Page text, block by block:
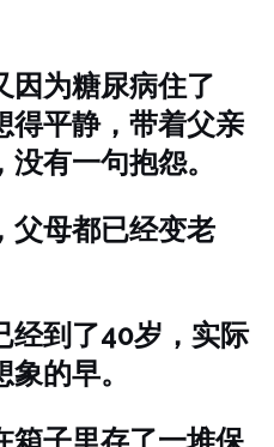
因为糖尿病住了
得平静，带着父亲
有一句抱怨。
父母都已经变老
经到了40岁，实际
的早。